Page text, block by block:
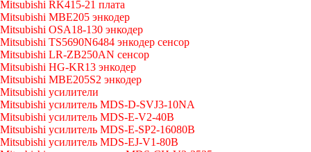
Mitsubishi RK415-21 плата
Mitsubishi MBE205 энкодер
Mitsubishi OSA18-130 энкодер
Mitsubishi TS5690N6484 энкодер сенсор
Mitsubishi LR-ZB250AN сенсор
Mitsubishi HG-KR13 энкодер
Mitsubishi MBE205S2 энкодер
Mitsubishi усилители
Mitsubishi усилитель MDS-D-SVJ3-10NA
Mitsubishi усилитель MDS-E-V2-40B
Mitsubishi усилитель MDS-E-SP2-16080B
Mitsubishi усилитель MDS-EJ-V1-80B